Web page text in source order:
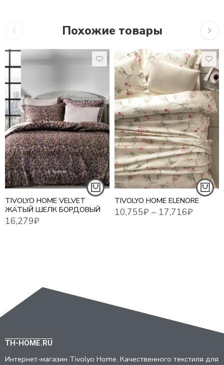
Похожие товары
TIVOLYO HOME VELVET
ЖАТЫЙ ШЕЛК БОРДОВЫЙ
16,279₽
TIVOLYO HOME ELENORE
10,755₽–17,716₽
1,5 СПАЛЬНЫЙ
ЕВРО СТАНДАРТ
ЕВРО MAXI
СЕМЕЙНЫЙ
TH-HOME.RU
Интернет-магазин Tivolyo Home. Качественного текстиля для